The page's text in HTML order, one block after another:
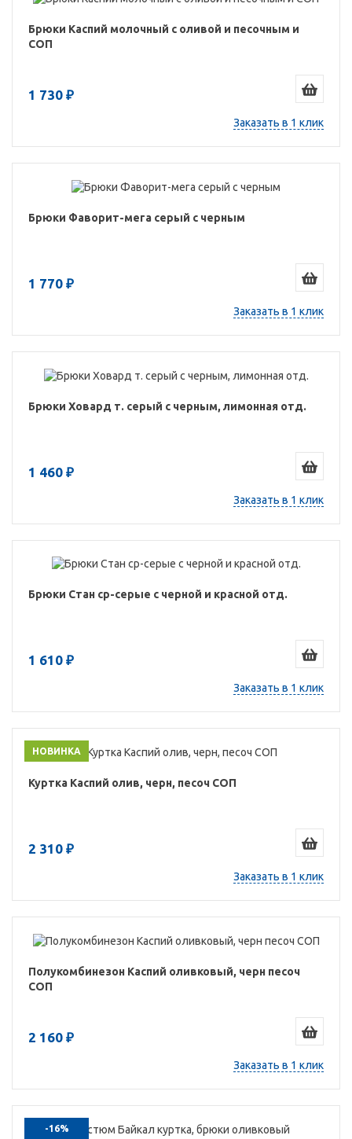
Брюки Каспий молочный с оливой и песочным и
СОП
1 730 ₽
Заказать в 1 клик
Брюки Фаворит-мега серый с черным
1 770 ₽
Заказать в 1 клик
Брюки Ховард т. серый с черным, лимонная отд.
1 460 ₽
Заказать в 1 клик
Брюки Стан ср-серые с черной и красной отд.
1 610 ₽
Заказать в 1 клик
НОВИНКА
Куртка Каспий олив, черн, песоч СОП
2 310 ₽
Заказать в 1 клик
Полукомбинезон Каспий оливковый, черн песоч
СОП
2 160 ₽
Заказать в 1 клик
-16%